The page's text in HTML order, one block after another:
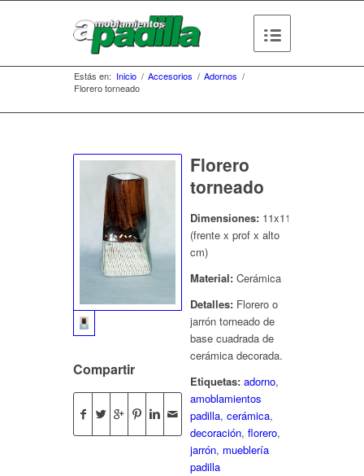
Estás en: Inicio / Accesorios / Adornos /
Florero torneado
Compartir
Florero
torneado
Dimensiones: 11x11x22
(frente x prof x alto
cm)
Material: Cerámica
Detalles: Florero o
jarrón torneado de
base cuadrada de
cerámica decorada.
Etiquetas: adorno,
amoblamientos
padilla, cerámica,
decoración, florero,
jarrón, mueblería
padilla